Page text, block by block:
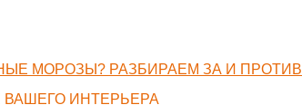
МОРОЗЫ? РАЗБИРАЕМ ЗА И ПРОТИВ
ИНТЕРЬЕРА